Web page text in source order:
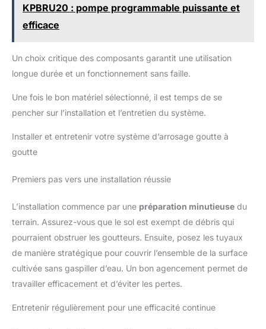
imagination pour créer des configurations d'irrigation flexibles
KPBRU20 : pompe programmable puissante et
efficace
Un choix critique des composants garantit une utilisation
longue durée et un fonctionnement sans faille.
Une fois le bon matériel sélectionné, il est temps de se
pencher sur l’installation et l’entretien du système.
Installer et entretenir votre système d’arrosage goutte à
goutte
Premiers pas vers une installation réussie
L’installation commence par une préparation minutieuse du
terrain. Assurez-vous que le sol est exempt de débris qui
pourraient obstruer les goutteurs. Ensuite, posez les tuyaux
de manière stratégique pour couvrir l’ensemble de la surface
cultivée sans gaspiller d’eau. Un bon agencement permet de
travailler efficacement et d’éviter les pertes.
Entretenir régulièrement pour une efficacité continue